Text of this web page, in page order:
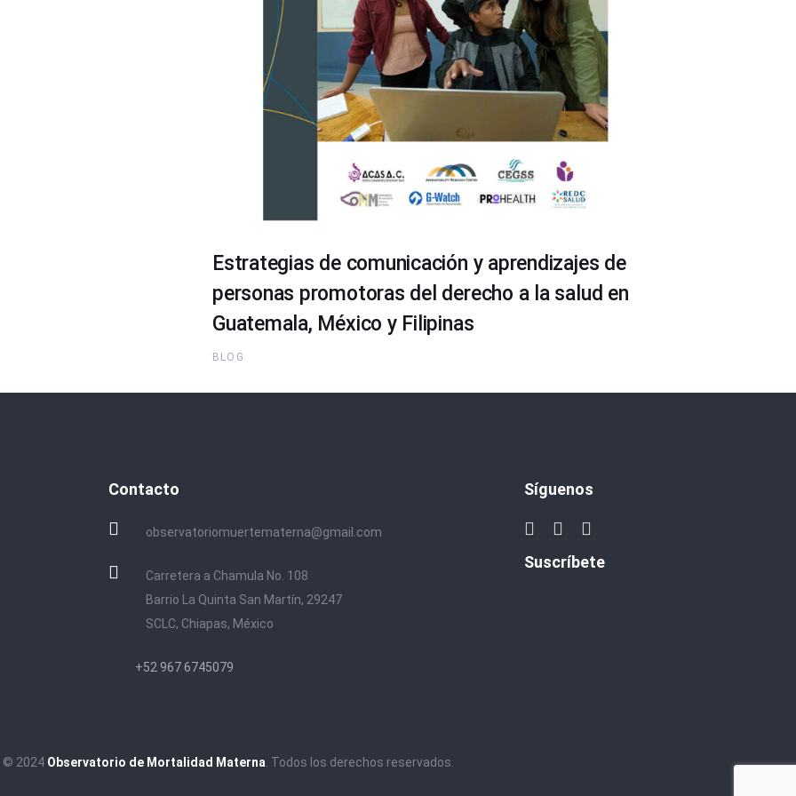
Estrategias de comunicación y aprendizajes de
personas promotoras del derecho a la salud en
Guatemala, México y Filipinas
BLOG
Contacto
observatoriomuertematerna@gmail.com
Carretera a Chamula No. 108
Barrio La Quinta San Martín, 29247
SCLC, Chiapas, México
+52 967 6745079
Síguenos
Suscríbete
© 2024 Observatorio de Mortalidad Materna . Todos los derechos reservados.